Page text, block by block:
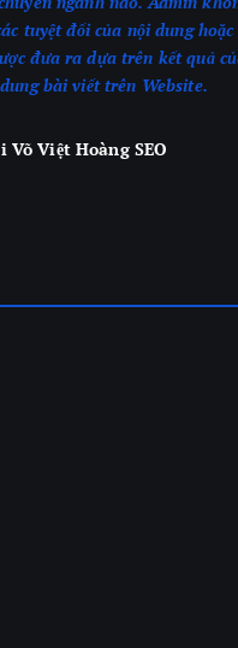
tuyệt đối của nội dung
đưa ra dựa trên kết quả
bài viết trên Website.
Võ Việt Hoàng SEO